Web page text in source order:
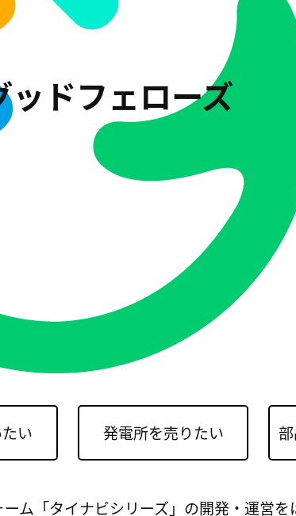
ドフェローズ
い 発電所を売りたい
ム「タイナビシリーズ」の開発・運営